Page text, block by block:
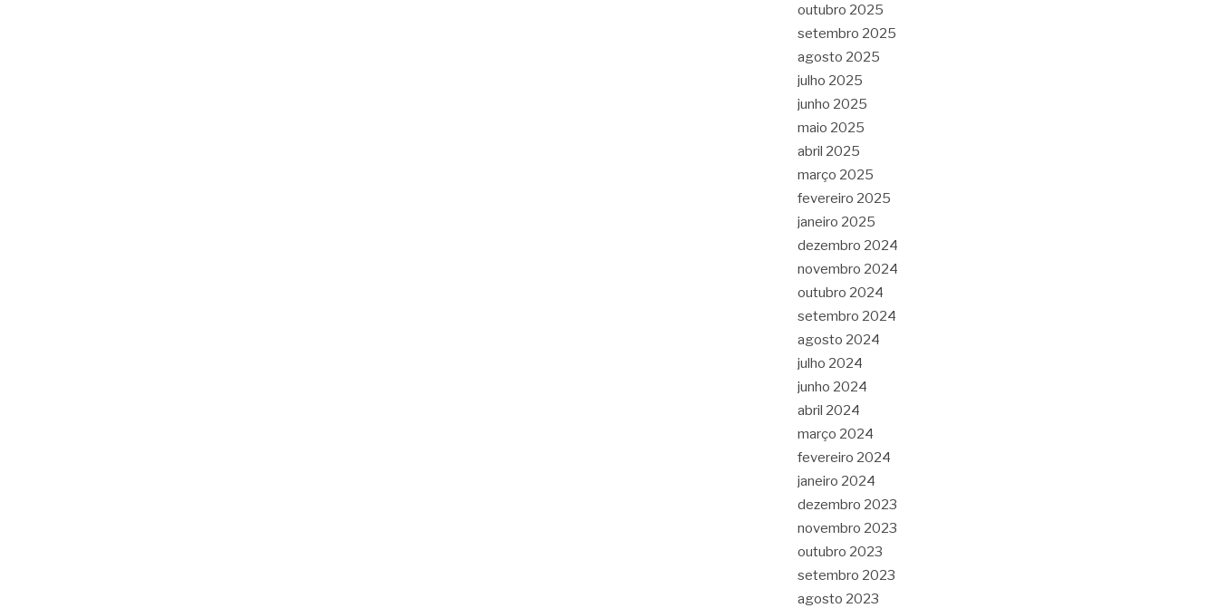
outubro 2025
setembro 2025
agosto 2025
julho 2025
junho 2025
maio 2025
abril 2025
março 2025
fevereiro 2025
janeiro 2025
dezembro 2024
novembro 2024
outubro 2024
setembro 2024
agosto 2024
julho 2024
junho 2024
abril 2024
março 2024
fevereiro 2024
janeiro 2024
dezembro 2023
novembro 2023
outubro 2023
setembro 2023
agosto 2023